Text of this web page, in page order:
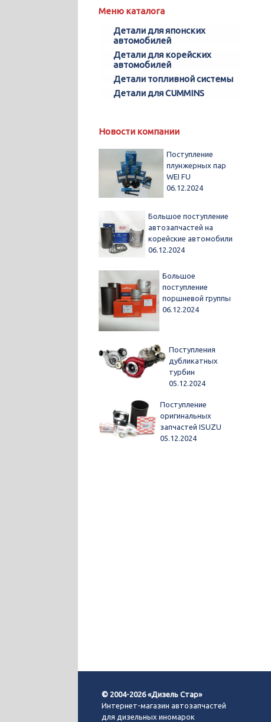
Меню каталога
Детали для японских
автомобилей
Детали для корейских
автомобилей
Детали топливной системы
Детали для CUMMINS
Новости компании
Поступление
плунжерных пар
WEI FU
06.12.2024
Большое поступление
автозапчастей на
корейские автомобили
06.12.2024
Большое
поступление
поршневой группы
06.12.2024
Поступления
дубликатных
турбин
05.12.2024
Поступление
оригинальных
запчастей ISUZU
05.12.2024
© 2004-2026 «Дизель Стар»
Интернет-магазин автозапчастей
для дизельных иномарок